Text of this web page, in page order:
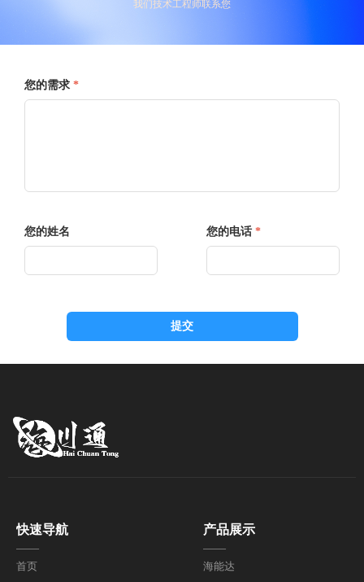
我们技术工程师联系您
您的需求 *
您的姓名 您的电话 *
提交
快速导航
——
首页
海能达
产品展示
——